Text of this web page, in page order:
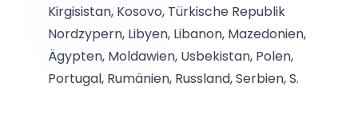
Kirgisistan, Kosovo, Türkische Republik
Nordzypern, Libyen, Libanon, Mazedonien,
Ägypten, Moldawien, Usbekistan, Polen,
Portugal, Rumänien, Russland, Serbien, S.